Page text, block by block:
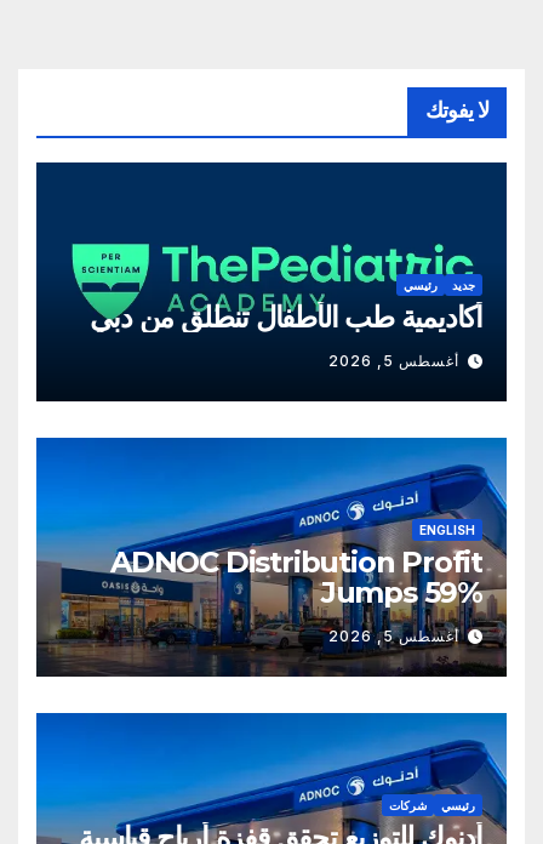
لا يفوتك
جديد رئيسي
أكاديمية طب الأطفال تنطلق من دبي
أغسطس 5, 2026
ENGLISH
ADNOC Distribution Profit
Jumps 59%
أغسطس 5, 2026
رئيسي شركات